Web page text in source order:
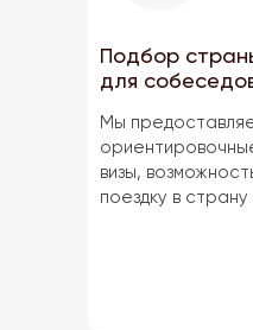
Подбор
для
Мы
визы,
поездку в